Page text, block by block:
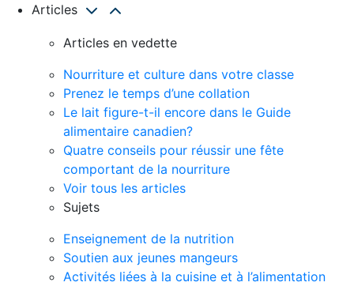
Articles
Articles en vedette
Nourriture et culture dans votre classe
Prenez le temps d’une collation
Le lait figure-t-il encore dans le Guide
alimentaire canadien?
Quatre conseils pour réussir une fête
comportant de la nourriture
Voir tous les articles
Sujets
Enseignement de la nutrition
Soutien aux jeunes mangeurs
Activités liées à la cuisine et à l’alimentation